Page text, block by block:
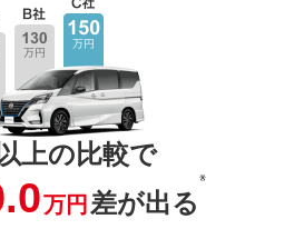
上の比較で
万円 差が出る
※